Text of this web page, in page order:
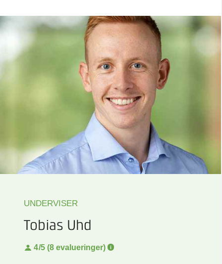
UNDERVISER
Tobias Uhd
4/5 (8 evalueringer)